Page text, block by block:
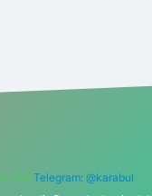
726 Telegram: @karabul